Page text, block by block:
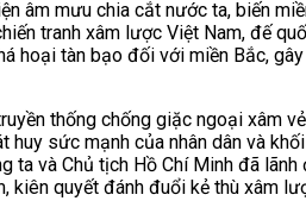
âm mưu chia cắt nước ta, biến
tranh xâm lược Việt Nam, đế
hoại tàn bạo đối với miền Bắc,
thống chống giặc ngoại xâm
sức mạnh của nhân dân và
và Chủ tịch Hồ Chí Minh đã
kiên quyết đánh đuổi kẻ thù xâm